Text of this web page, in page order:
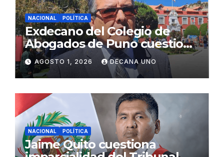
NACIONAL POLÍTICA
Exdecano del Colegio de
Abogados de Puno cuestiona
propuestas sobre seguridad
ciudadana
AGOSTO 1, 2026 DECANA UNO
NACIONAL POLÍTICA
Jaime Quito cuestiona